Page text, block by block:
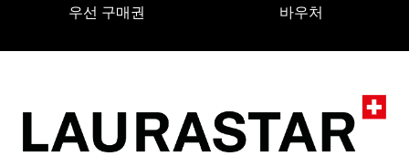
우선 구매권
바우처